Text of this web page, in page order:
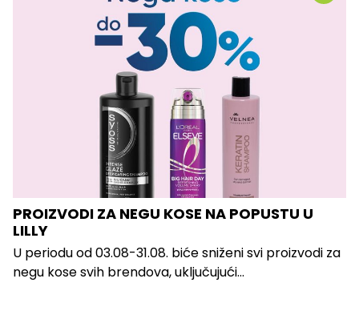
PROIZVODI ZA NEGU KOSE NA POPUSTU U
LILLY
U periodu od 03.08-31.08. biće sniženi svi proizvodi za
negu kose svih brendova, uključujući...